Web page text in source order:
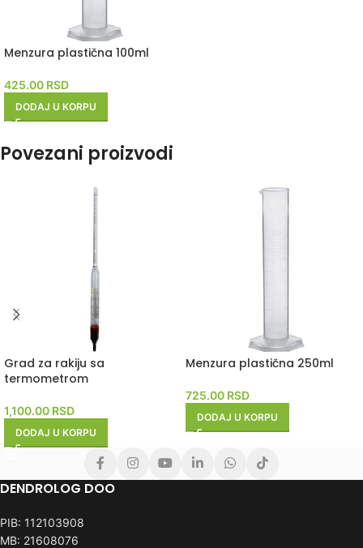
Menzura plastična 100ml
425.00 RSD
DODAJ U KORPU
Povezani proizvodi
Grad za rakiju sa
termometrom
1,100.00 RSD
DODAJ U KORPU
Menzura plastična 250ml
725.00 RSD
DODAJ U KORPU
DENDROLOG DOO
PIB: 112103908
MB: 21608076